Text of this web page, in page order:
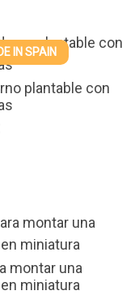
IN SPAIN
plantable con
montar una
miniatura